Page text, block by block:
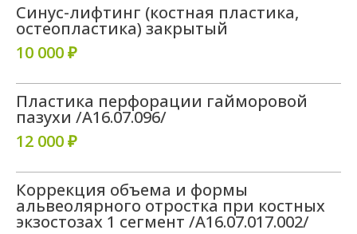
Синус-лифтинг (костная пластика,
остеопластика) закрытый
10 000 ₽
Пластика перфорации гайморовой
пазухи /A16.07.096/
12 000 ₽
Коррекция объема и формы
альвеолярного отростка при костных
экзостозах 1 сегмент /A16.07.017.002/
Вы можете оставить отзыв о нашей работе
на любой доступной площадке, а также при
личном обращении в клинику
Смотреть все отзывы
5.0
Хорошее место 2024